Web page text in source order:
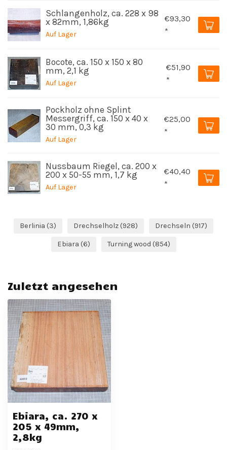
Schlangenholz, ca. 228 x 98
x 82mm, 1,86kg
Auf Lager
€93,30
*
Bocote, ca. 150 x 150 x 80
mm, 2,1 kg
Auf Lager
€51,90
*
Pockholz ohne Splint
Messergriff, ca. 150 x 40 x
30 mm, 0,3 kg
Auf Lager
€25,00
*
Nussbaum Riegel, ca. 200 x
200 x 50-55 mm, 1,7 kg
Auf Lager
€40,40
*
Berlinia (3) Drechselholz (928) Drechseln (917)
Ebiara (6) Turning wood (854)
Zuletzt angesehen
Ebiara, ca. 270 x
205 x 49mm,
2,8kg